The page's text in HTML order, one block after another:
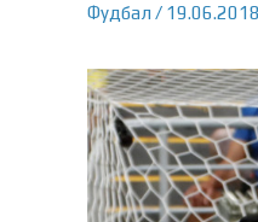
Фудбал / 19.06.2018